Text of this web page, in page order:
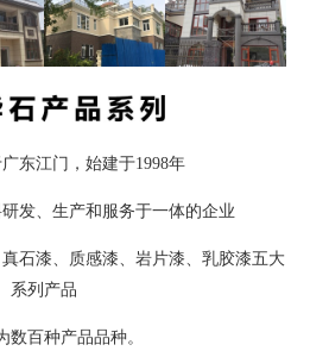
东江门，始建于1998年
发、生产和服务于一体的企业
石漆、质感漆、岩片漆、乳胶漆五大
系列产品
数百种产品品种。